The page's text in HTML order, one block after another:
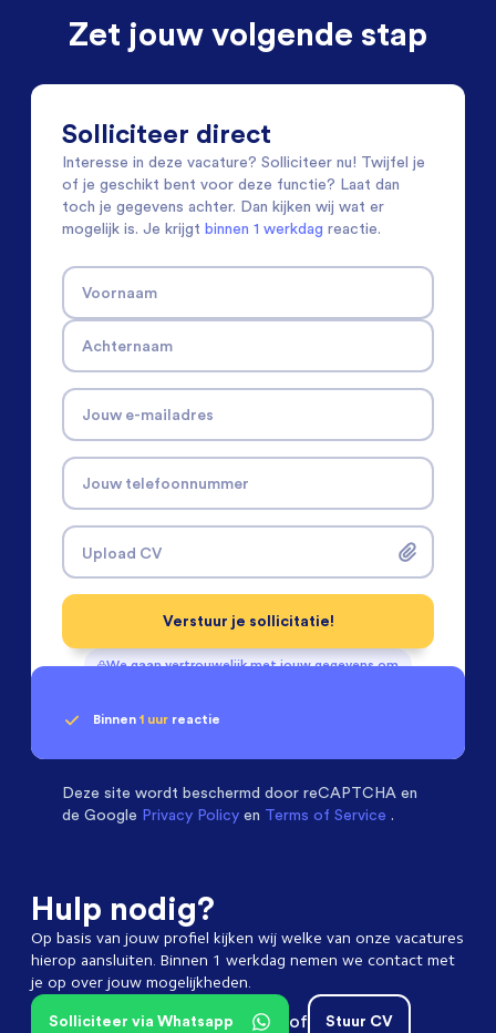
Zet jouw volgende stap
Solliciteer direct
Interesse in deze vacature? Solliciteer nu! Twijfel je
of je geschikt bent voor deze functie? Laat dan
toch je gegevens achter. Dan kijken wij wat er
mogelijk is. Je krijgt binnen 1 werkdag reactie.
Voornaam
Achternaam
Jouw e-mailadres
Jouw telefoonnummer
Upload CV
We gaan vertrouwelijk met jouw gegevens om
Verstuur je sollicitatie!
Binnen 1 uur reactie
Deze site wordt beschermd door reCAPTCHA en
de Google Privacy Policy en Terms of Service .
Hulp nodig?
Op basis van jouw profiel kijken wij welke van onze vacatures
hierop aansluiten. Binnen 1 werkdag nemen we contact met
je op over jouw mogelijkheden.
Stuur CV
of
Solliciteer via Whatsapp